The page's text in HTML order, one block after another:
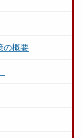
の概要